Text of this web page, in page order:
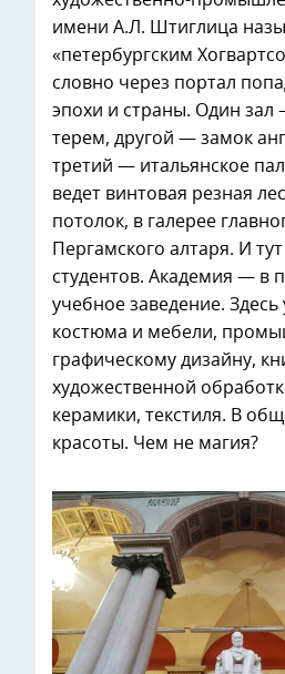
имени А.Л. Штиглица
«петербургским
словно через портал
эпохи и страны. Один зал
терем, другой — замок
третий — итальянское
ведет винтовая резная
потолок, в галерее
Пергамского алтаря. И
студентов. Академия — в
учебное заведение. Здесь
костюма и мебели,
графическому дизайну,
художественной
керамики, текстиля. В
красоты. Чем не магия?